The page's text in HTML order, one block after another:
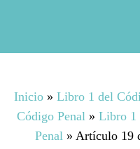
Inicio » Libro 1 del
Código Penal » Libro 1
Penal» Artículo 19